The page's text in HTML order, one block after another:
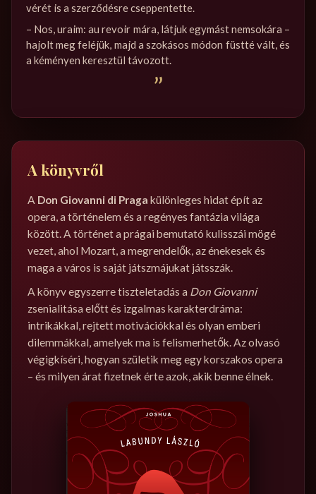
vérét is a szerződésre cseppentette.
– Nos, uraim: au revoir mára, látjuk egymást nemsokára –
hajolt meg feléjük, majd a szokásos módon füstté vált, és
a kéményen keresztül távozott.
”
A könyvről
A Don Giovanni di Praga különleges hidat épít az
opera, a történelem és a regényes fantázia világa
között. A történet a prágai bemutató kulisszái mögé
vezet, ahol Mozart, a megrendelők, az énekesek és
maga a város is saját játszmájukat játsszák.
A könyv egyszerre tiszteletadás a Don Giovanni
zsenialitása előtt és izgalmas karakterdráma:
intrikákkal, rejtett motivációkkal és olyan emberi
dilemmákkal, amelyek ma is felismerhetők. Az olvasó
végigkíséri, hogyan születik meg egy korszakos opera
– és milyen árat fizetnek érte azok, akik benne élnek.